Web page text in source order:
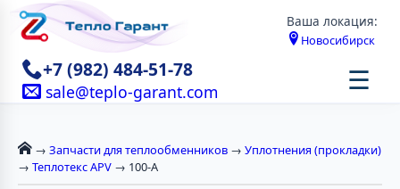
Ваша локация:
Новосибирск
+7 (982) 484-51-78
sale@teplo-garant.com ☰
→ Запчасти для теплообменников → Уплотнения (прокладки)
→ Теплотекс APV → 100-А